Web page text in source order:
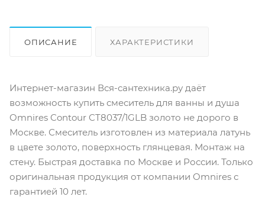
ОПИСАНИЕ ХАРАКТЕРИСТИКИ
Интернет-магазин Вся-сантехника.ру даёт
возможность купить cмеситель для ванны и душа
Omnires Contour CT8037/1GLB золото не дорого в
Москве. Смеситель изготовлен из материала латунь
в цвете золото, поверхность глянцевая. Монтаж на
стену. Быстрая доставка по Москве и России. Только
оригинальная продукция от компании Omnires с
гарантией 10 лет.